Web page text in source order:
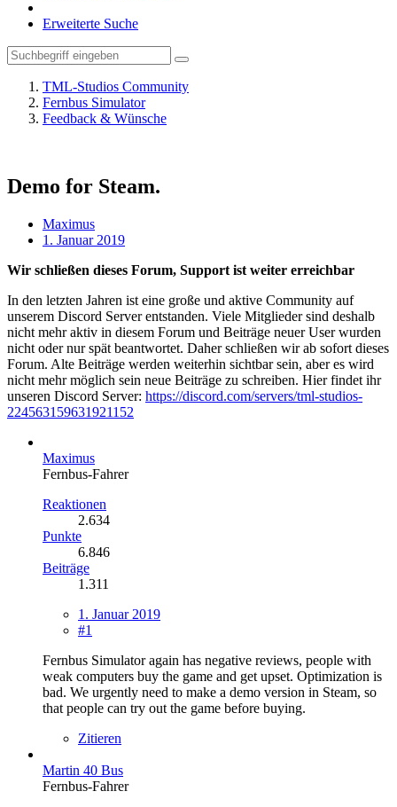
Erweiterte Suche
TML-Studios Community
Fernbus Simulator
Feedback & Wünsche
Demo for Steam.
Maximus
1. Januar 2019
Wir schließen dieses Forum, Support ist weiter erreichbar
In den letzten Jahren ist eine große und aktive Community auf
unserem Discord Server entstanden. Viele Mitglieder sind deshalb
nicht mehr aktiv in diesem Forum und Beiträge neuer User wurden
nicht oder nur spät beantwortet. Daher schließen wir ab sofort dieses
Forum. Alte Beiträge werden weiterhin sichtbar sein, aber es wird
nicht mehr möglich sein neue Beiträge zu schreiben. Hier findet ihr
unseren Discord Server: https://discord.com/servers/tml-studios-
224563159631921152
Maximus
Fernbus-Fahrer
Reaktionen
2.634
Punkte
6.846
Beiträge
1.311
1. Januar 2019
#1
Fernbus Simulator again has negative reviews, people with
weak computers buy the game and get upset. Optimization is
bad. We urgently need to make a demo version in Steam, so
that people can try out the game before buying.
Zitieren
Martin 40 Bus
Fernbus-Fahrer